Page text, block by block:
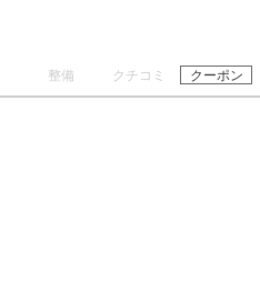
整備 クチコミ クーポン